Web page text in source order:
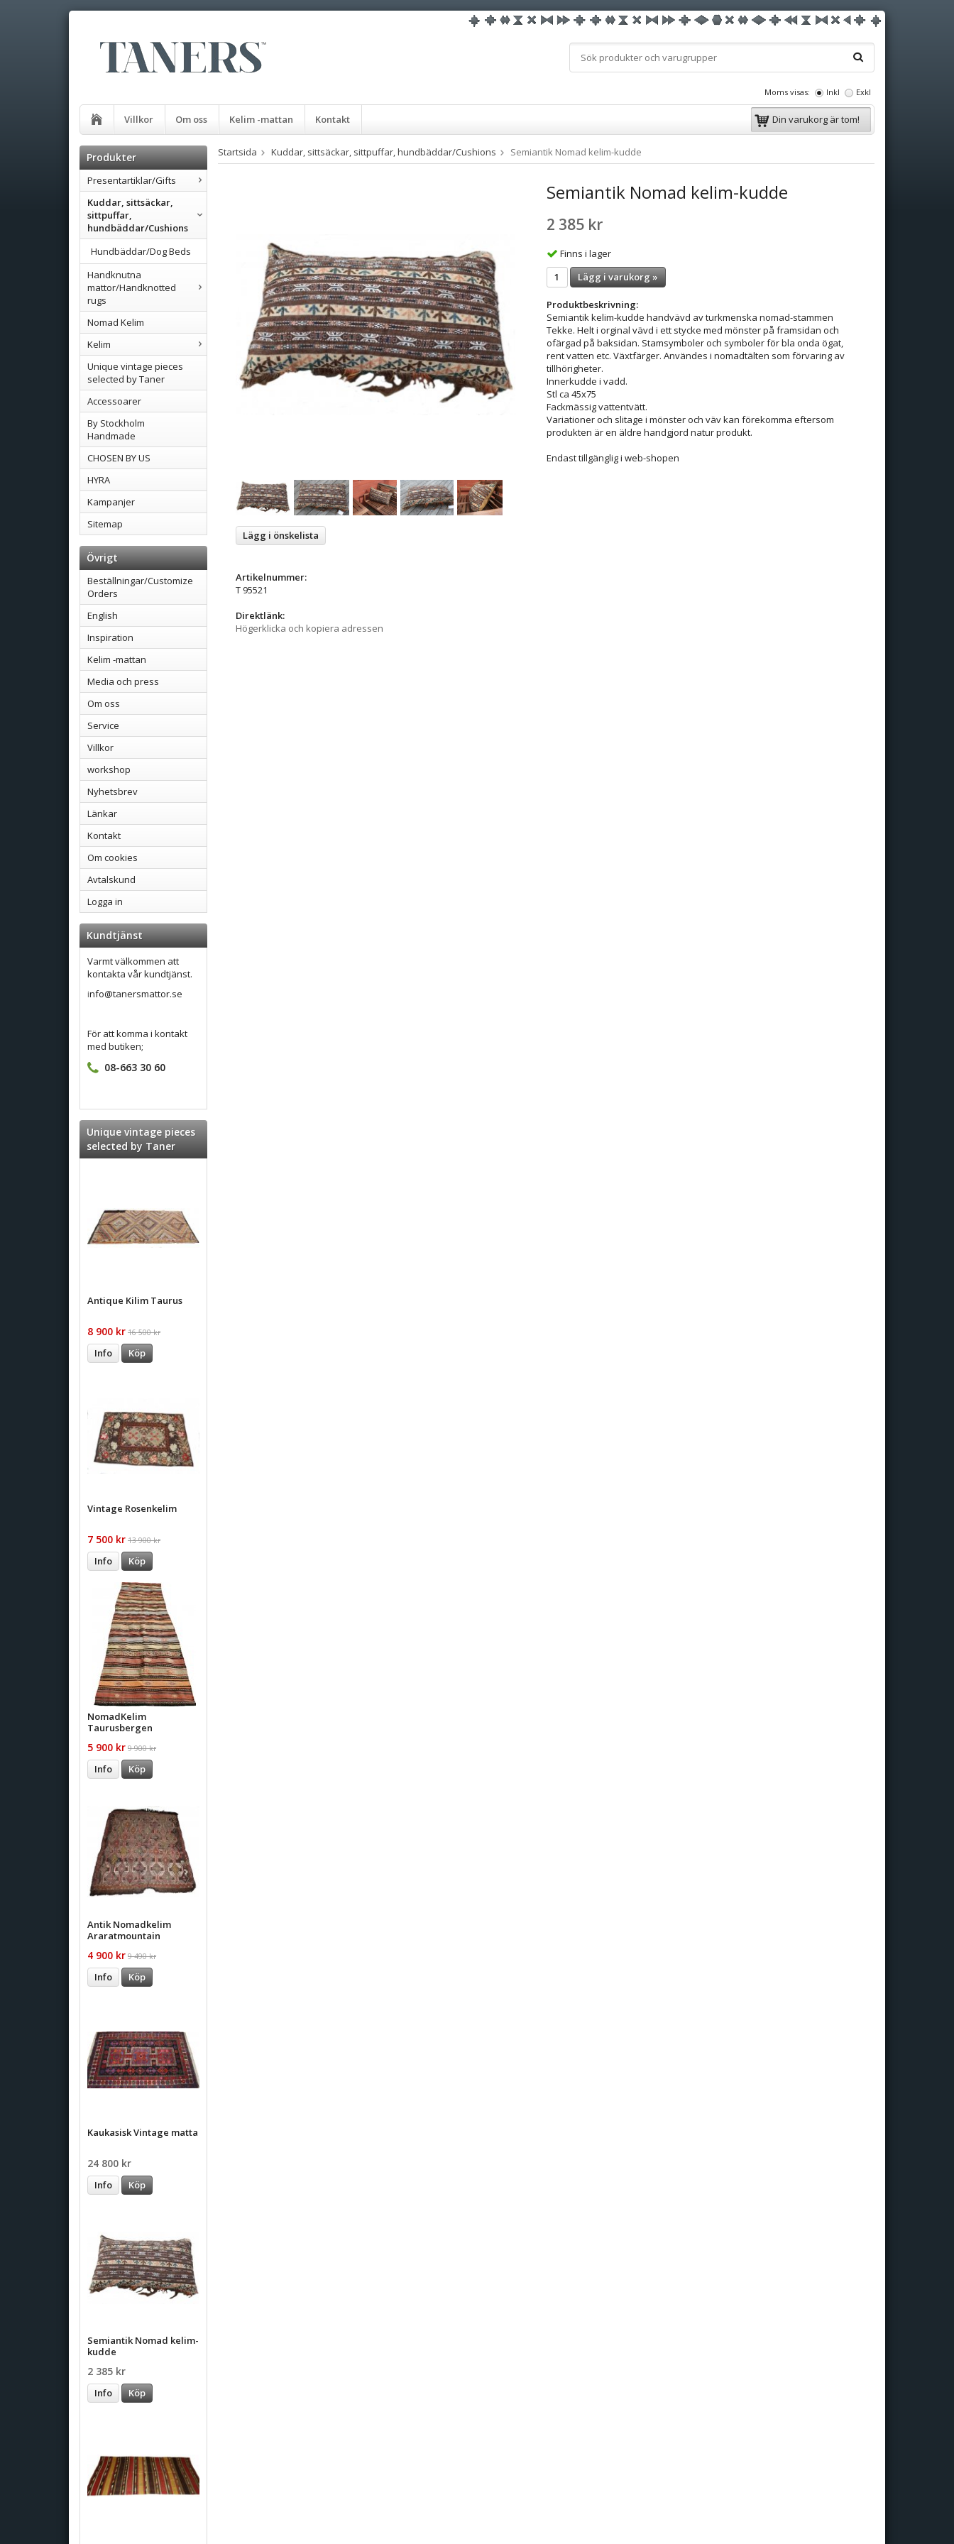
Moms visas: Inkl Exkl
Villkor Om oss Kelim -mattan Kontakt Din varukorg är tom!
Produkter
Presentartiklar/Gifts
Kuddar, sittsäckar,
sittpuffar,
hundbäddar/Cushions
Hundbäddar/Dog Beds
Handknutna
mattor/Handknotted
rugs
Nomad Kelim
Kelim
Unique vintage pieces
selected by Taner
Accessoarer
By Stockholm
Handmade
CHOSEN BY US
HYRA
Kampanjer
Sitemap
Övrigt
Beställningar/Customize
Orders
English
Inspiration
Kelim -mattan
Media och press
Om oss
Service
Villkor
workshop
Nyhetsbrev
Länkar
Kontakt
Om cookies
Avtalskund
Logga in
Kundtjänst
Varmt välkommen att
kontakta vår kundtjänst.
info@tanersmattor.se
För att komma i kontakt
med butiken;
08-663 30 60
Unique vintage pieces
selected by Taner
Antique Kilim Taurus
8 900 kr 16 500 kr
Info Köp
Vintage Rosenkelim
7 500 kr 13 900 kr
Info Köp
NomadKelim
Taurusbergen
5 900 kr 9 900 kr
Info Köp
Antik Nomadkelim
Araratmountain
4 900 kr 9 490 kr
Info Köp
Kaukasisk Vintage matta
24 800 kr
Info Köp
Semiantik Nomad kelim-
kudde
2 385 kr
Info Köp
Startsida Kuddar, sittsäckar, sittpuffar, hundbäddar/Cushions Semiantik Nomad kelim-kudde
Semiantik Nomad kelim-kudde
2 385 kr
Finns i lager
Lägg i varukorg »
Produktbeskrivning:
Semiantik kelim-kudde handvävd av turkmenska nomad-stammen
Tekke. Helt i orginal vävd i ett stycke med mönster på framsidan och
ofärgad på baksidan. Stamsymboler och symboler för bla onda ögat,
rent vatten etc. Växtfärger. Användes i nomadtälten som förvaring av
tillhörigheter.
Innerkudde i vadd.
Stl ca 45x75
Fackmässig vattentvätt.
Variationer och slitage i mönster och väv kan förekomma eftersom
produkten är en äldre handgjord natur produkt.
Endast tillgänglig i web-shopen
Lägg i önskelista
Artikelnummer:
T 95521
Direktlänk:
Högerklicka och kopiera adressen